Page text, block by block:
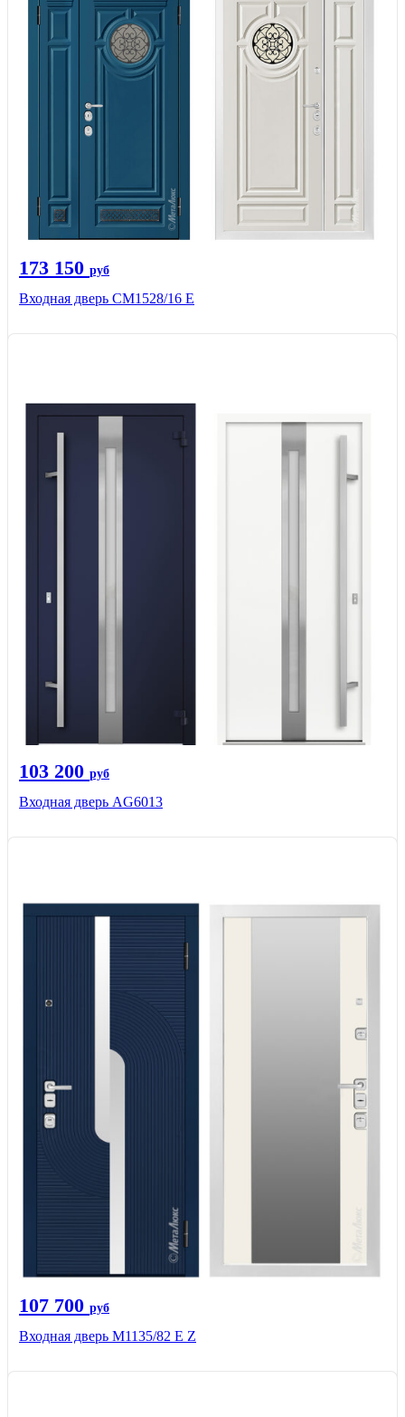
173 150 руб
Входная дверь СМ1528/16 Е
103 200 руб
Входная дверь AG6013
107 700 руб
Входная дверь М1135/82 Е Z